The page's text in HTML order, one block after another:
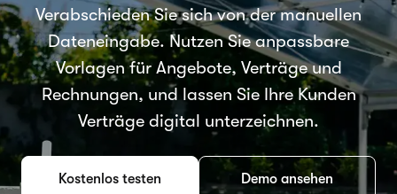
Verabschieden Sie sich von der manuellen
Dateneingabe. Nutzen Sie anpassbare
Vorlagen für Angebote, Verträge und
Rechnungen, und lassen Sie Ihre Kunden
Verträge digital unterzeichnen.
Kostenlos testen Demo ansehen